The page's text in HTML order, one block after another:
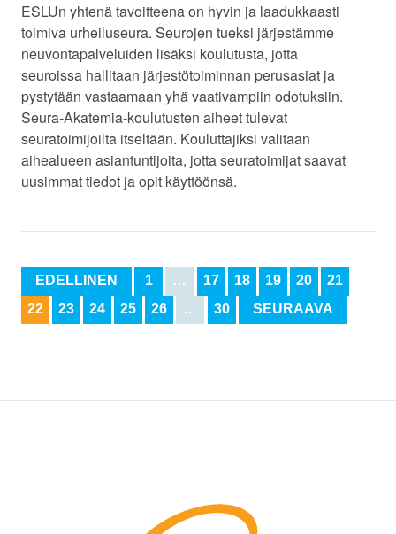
ESLUn yhtenä tavoitteena on hyvin ja laadukkaasti
toimiva urheiluseura. Seurojen tueksi järjestämme
neuvontapalveluiden lisäksi koulutusta, jotta
seuroissa hallitaan järjestötoiminnan perusasiat ja
pystytään vastaamaan yhä vaativampiin odotuksiin.
Seura-Akatemia-koulutusten aiheet tulevat
seuratoimijoilta itseltään. Kouluttajiksi valitaan
aihealueen asiantuntijoita, jotta seuratoimijat saavat
uusimmat tiedot ja opit käyttöönsä.
EDELLINEN 1 … 17 18 19 20
21
22
23 24 25 26 … 30 SEURAAVA